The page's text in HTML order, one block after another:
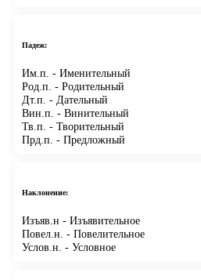
Падеж:
Им.п. - Именительный
Род.п. - Родительный
Дт.п. - Дательный
Вин.п. - Винительный
Тв.п. - Творительный
Прд.п. - Предложный
Наклонение:
Изъяв.н - Изъявительное
Повел.н. - Повелительное
Услов.н. - Условное